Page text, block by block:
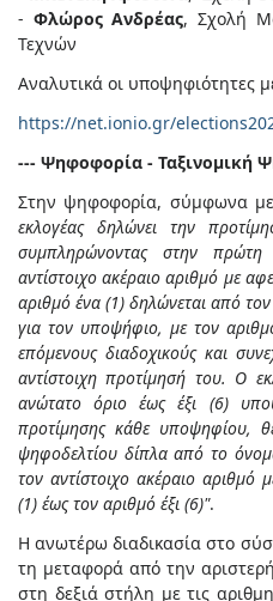
- Φλώρος Ανδρέας, Σχολή
Τεχνών
Αναλυτικά οι υποψηφιότητες
https://net.ionio.gr/
--- Ψηφοφορία - Ταξινομική
Στην ψηφοφορία, σύμφωνα
εκλογέας δηλώνει την
συμπληρώνοντας στην
αντίστοιχο ακέραιο αριθμό με
αριθμό ένα (1) δηλώνεται από
για τον υποψήφιο, με τον
επόμενους διαδοχικούς και
αντίστοιχη προτίμησή του. Ο
ανώτατο όριο έως έξι (6)
προτίμησης κάθε υποψηφίου,
ψηφοδελτίου δίπλα από το
τον αντίστοιχο ακέραιο
(1) έως τον αριθμό έξι (6)".
Η ανωτέρω διαδικασία στο
τη μεταφορά από την
στη δεξιά στήλη με τις